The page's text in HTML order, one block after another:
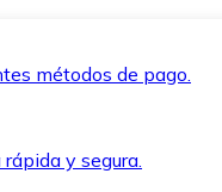
métodos de pago.
y segura.